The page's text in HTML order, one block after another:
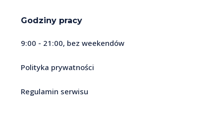
Godziny pracy
9:00 - 21:00, bez weekendów
Polityka prywatności
Regulamin serwisu